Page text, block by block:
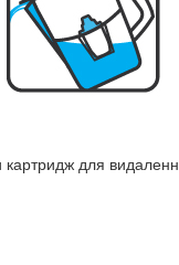
для